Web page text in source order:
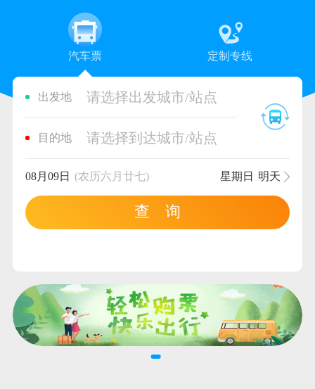
汽车票 定制专线
出发地 请选择出发城市/站点
目的地 请选择到达城市/站点
08月09日 (农历六月廿七) 星期日 明天
查 询